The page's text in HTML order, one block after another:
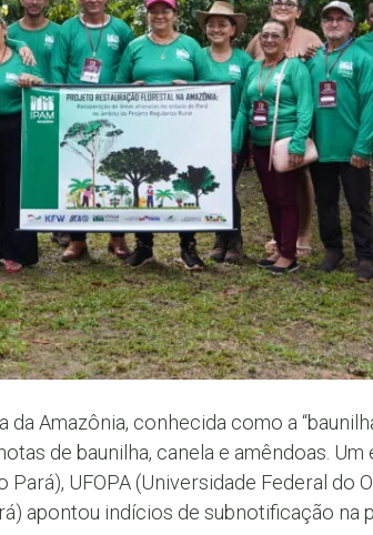
Amazônia, conhecida como a
de baunilha, canela e amêndoas.
UFOPA (Universidade Federal do
apontou indícios de subnotificação na